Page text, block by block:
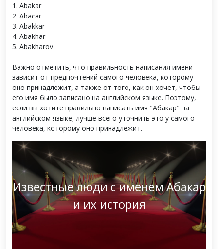
1. Abakar
2. Abacar
3. Abakkar
4. Abakhar
5. Abakharov
Важно отметить, что правильность написания имени
зависит от предпочтений самого человека, которому
оно принадлежит, а также от того, как он хочет, чтобы
его имя было записано на английском языке. Поэтому,
если вы хотите правильно написать имя "Абакар" на
английском языке, лучше всего уточнить это у самого
человека, которому оно принадлежит.
Известные люди с именем Абакар
и их история